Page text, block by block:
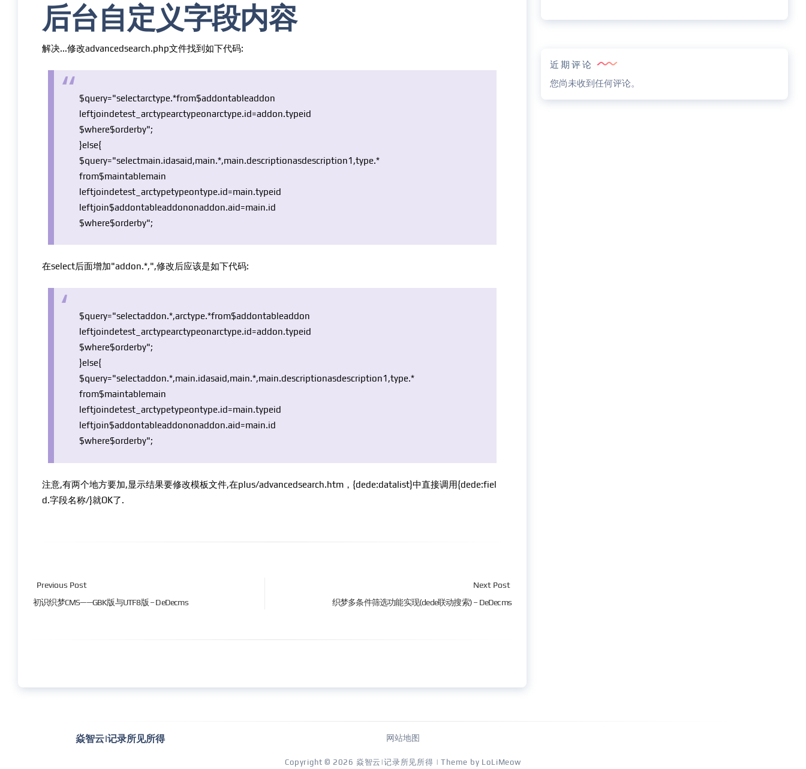
后台自定义字段内容
解决...修改advancedsearch.php文件找到如下代码:
$query="selectarctype.*from$addontableaddon
leftjoindetest_arctypearctypeonarctype.id=addon.typeid
$where$orderby";
}else{
$query="selectmain.idasaid,main.*,main.descriptionasdescription1,type.*
from$maintablemain
leftjoindetest_arctypetypeontype.id=main.typeid
leftjoin$addontableaddononaddon.aid=main.id
$where$orderby";
在select后面增加"addon.*,",修改后应该是如下代码:
$query="selectaddon.*,arctype.*from$addontableaddon
leftjoindetest_arctypearctypeonarctype.id=addon.typeid
$where$orderby";
}else{
$query="selectaddon.*,main.idasaid,main.*,main.descriptionasdescription1,type.*
from$maintablemain
leftjoindetest_arctypetypeontype.id=main.typeid
leftjoin$addontableaddononaddon.aid=main.id
$where$orderby";
注意,有两个地方要加,显示结果要修改模板文件,在plus/advancedsearch.htm，{dede:datalist}中直接调用{dede:fiel
d.字段名称/}就OK了.
Previous Post
初识织梦CMS——GBK版与UTF8版 – DeDecms
Next Post
织梦多条件筛选功能实现(dede联动搜索) – DeDecms
近期评论
您尚未收到任何评论。
焱智云|记录所见所得 网站地图
Copyright © 2026 焱智云|记录所见所得 | Theme by LoLiMeow